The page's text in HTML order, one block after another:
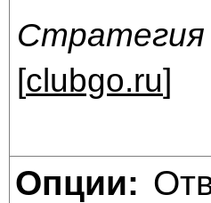
[clubgo.ru]
Опции: